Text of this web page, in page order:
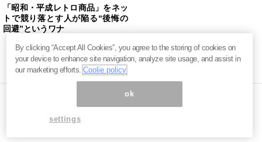
「昭和・平成レトロ商品」をネッ
トで競り落とす人が陥る“後悔の
回避”というワナ
ページ内の商標は全て商標権者に属します。無断転載を禁じます。 ©
By clicking “Accept All Cookies”, you agree to the storing of cookies on
your device to enhance site navigation, analyze site usage, and assist in
our marketing efforts.Coolie policy
ok
settings